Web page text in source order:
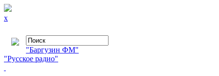
x
"Баргузин ФМ"
"Русское радио"